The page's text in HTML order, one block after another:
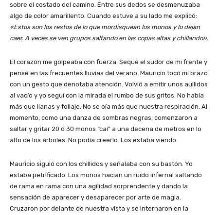
sobre el costado del camino. Entre sus dedos se desmenuzaba
algo de color amarillento. Cuando estuve a su lado me explicó:
«Estos son los restos de lo que mordisquean los monos y lo dejan
caer. A veces se ven grupos saltando en las copas altas y chillando».
El corazón me golpeaba con fuerza. Sequé el sudor de mi frente y
pensé en las frecuentes lluvias del verano. Mauricio tocó mi brazo
con un gesto que denotaba atención. Volvió a emitir unos aullidos
al vacío y yo seguí con la mirada el rumbo de sus gritos. No había
más que lianas y follaje. No se oía más que nuestra respiración. Al
momento, como una danza de sombras negras, comenzaron a
saltar y gritar 20 ó 30 monos “caí” a una decena de metros en lo
alto de los árboles. No podía creerlo. Los estaba viendo.
Mauricio siguió con los chillidos y señalaba con su bastón. Yo
estaba petrificado. Los monos hacían un ruido infernal saltando
de rama en rama con una agilidad sorprendente y dando la
sensación de aparecer y desaparecer por arte de magia.
Cruzaron por delante de nuestra vista y se internaron en la